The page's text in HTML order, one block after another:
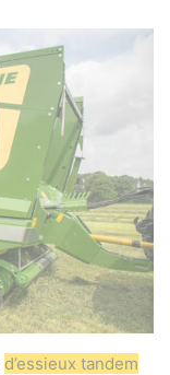
d’essieux tandem